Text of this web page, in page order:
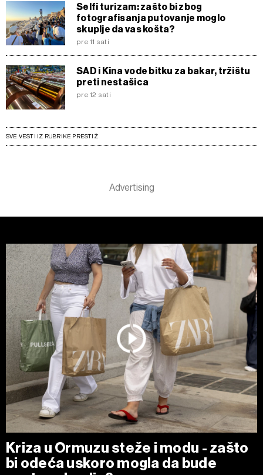
Selfi turizam: zašto bi zbog
fotografisanja putovanje moglo
skuplje da vas košta?
pre 11 sati
SAD i Kina vode bitku za bakar, tržištu
preti nestašica
pre 12 sati
SVE VESTI IZ RUBRIKE PRESTIŽ
Kriza u Ormuzu steže i modu - zašto
bi odeća uskoro mogla da bude